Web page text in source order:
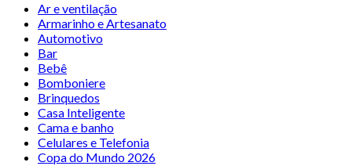
Ar e ventilação
Armarinho e Artesanato
Automotivo
Bar
Bebê
Bomboniere
Brinquedos
Casa Inteligente
Cama e banho
Celulares e Telefonia
Copa do Mundo 2026